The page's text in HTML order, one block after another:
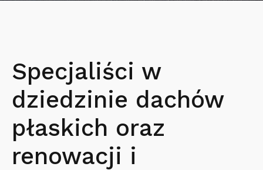
Specjaliści w
dziedzinie dachów
płaskich oraz
renowacji i